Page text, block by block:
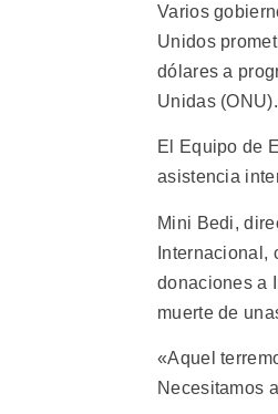
Varios
Unidos
dólares a
Unidas (ONU).
El Equipo de
asistencia
Mini Bedi,
Internacional,
donaciones a
muerte de
«Aquel
Necesitamos